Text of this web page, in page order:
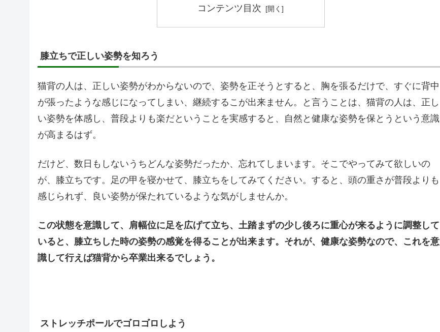
コンテンツ目次
膝立ちで正しい姿勢を知ろう
猫背の人は、正しい姿勢がわからないので、姿勢を正そうとすると、胸を張るだけで、すぐに背中
が張ったような感じになってしまい、継続するこが出来ません。と言うことは、猫背の人は、正し
い姿勢を体感し、普段よりも楽だということを実感すると、自然と健康な姿勢を保とうという意識
が高まるはず。
だけど、数日もしないうちどんな姿勢だったか、忘れてしまいます。そこでやってみて欲しいの
が、膝立ちです。足の甲を寝かせて、膝立ちをしてみてください。すると、頭の重さが普段よりも
感じられず、良い姿勢が保たれているような気がしませんか。
この状態を意識して、肩幅位に足を広げて立ち、土踏まずの少し後ろに重心が来るように調整して
いると、膝立ちした時の姿勢の感覚を得ることが出来ます。それが、健康な姿勢なので、これを意
識して行えば猫背から卒業出来るでしょう。
ストレッチポールでゴロゴロしよう